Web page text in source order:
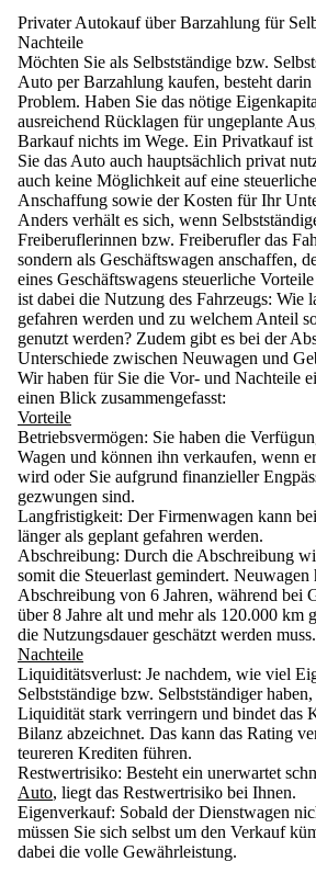
Privater Autokauf über Barzahlung für
Nachteile
Möchten Sie als Selbstständige bzw.
Auto per Barzahlung kaufen, besteht
Problem. Haben Sie das nötige
ausreichend Rücklagen für ungeplante
Barkauf nichts im Wege. Ein Privatkauf
Sie das Auto auch hauptsächlich privat
auch keine Möglichkeit auf eine
Anschaffung sowie der Kosten für Ihr
Anders verhält es sich, wenn
Freiberuflerinnen bzw. Freiberufler das
sondern als Geschäftswagen anschaffen,
eines Geschäftswagens steuerliche
ist dabei die Nutzung des Fahrzeugs: Wie
gefahren werden und zu welchem Anteil
genutzt werden? Zudem gibt es bei der
Unterschiede zwischen Neuwagen und
Wir haben für Sie die Vor- und Nachteile
einen Blick zusammengefasst:
Vorteile
Betriebsvermögen: Sie haben die
Wagen und können ihn verkaufen, wenn
wird oder Sie aufgrund finanzieller
gezwungen sind.
Langfristigkeit: Der Firmenwagen kann
länger als geplant gefahren werden.
Abschreibung: Durch die Abschreibung
somit die Steuerlast gemindert. Neuwagen
Abschreibung von 6 Jahren, während bei
über 8 Jahre alt und mehr als 120.000 km
die Nutzungsdauer geschätzt werden muss.
Nachteile
Liquiditätsverlust: Je nachdem, wie viel
Selbstständige bzw. Selbstständiger
Liquidität stark verringern und bindet das
Bilanz abzeichnet. Das kann das Rating
teureren Krediten führen.
Restwertrisiko: Besteht ein unerwartet
Auto, liegt das Restwertrisiko bei Ihnen.
Eigenverkauf: Sobald der Dienstwagen
müssen Sie sich selbst um den Verkauf
dabei die volle Gewährleistung.